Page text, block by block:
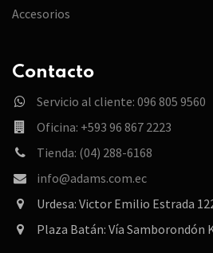
Accesorios
Contacto
Servicio al cliente: 096 805 9560
Oficina: +593 96 867 2223
Tienda: (04) 288-6168
info@adams.com.ec
Urdesa: Victor Emilio Estrada
Plaza Batán: Vía Samborondón